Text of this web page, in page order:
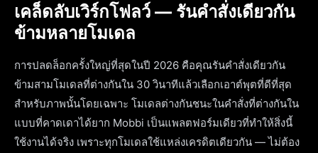
เคล็ดลับเวิร์กโฟลว์ — รันคำสั่งเดียวกัน
ข้ามหลายโมเดล
การปลดล็อกครั้งใหญ่ที่สุดในปี 2026 คือคุณรันคำสั่งเดียวกัน
ข้ามสามโมเดลที่ต่างกันใน 30 วินาทีแล้วเลือกเอาต์พุตที่ดีที่สุด
สำหรับภาพนั้นโดยเฉพาะ โมเดลต่างกันชนะในคำสั่งที่ต่างกันใน
แบบที่คาดเดาได้ยาก Mobbi เป็นแพลตฟอร์มเดียวที่ทำให้สิ่งนี้
ใช้งานได้จริง เพราะทุกโมเดลใช้แหล่งเครดิตเดียวกัน — ไม่ต้อง